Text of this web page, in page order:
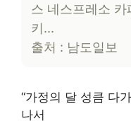
스 네스프레소
키…
출처 : 남도일보
“가정의 달 성큼 다
나서